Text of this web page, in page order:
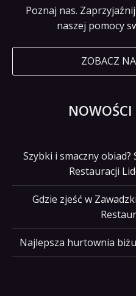
Poznaj nas.
naszej pomocy
ZOBACZ
Szybki i smaczny
Restauracji
Gdzie zjeść w
Najlepsza hurtownia